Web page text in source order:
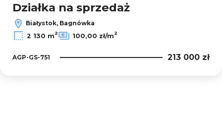
Działka na sprzedaż
Białystok, Bagnówka
2 130 m2 100,00 zł/m2
AGP-GS-751 213 000 zł